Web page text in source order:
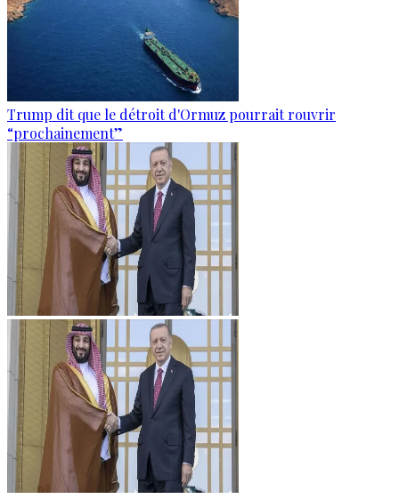
Trump dit que le détroit d'Ormuz pourrait rouvrir
“prochainement”